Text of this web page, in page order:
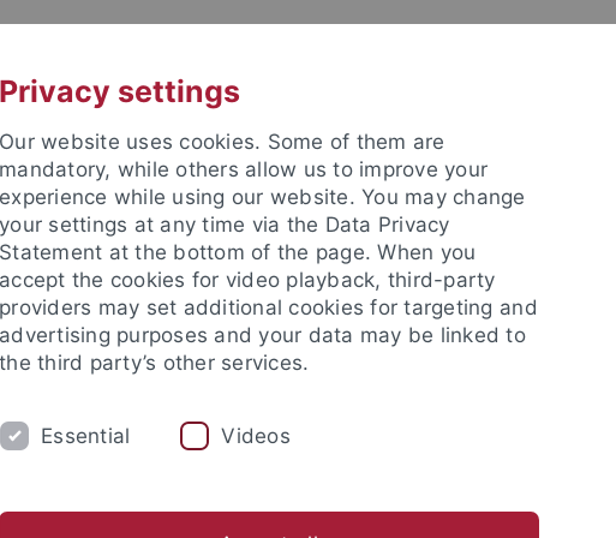
Institut
SAMMLUNGEN
Privacy settings
Our website uses cookies. Some of them are
mandatory, while others allow us to improve your
experience while using our website. You may change
your settings at any time via the Data Privacy
Statement at the bottom of the page. When you
accept the cookies for video playback, third-party
providers may set additional cookies for targeting and
advertising purposes and your data may be linked to
the third party’s other services.
Essential Videos